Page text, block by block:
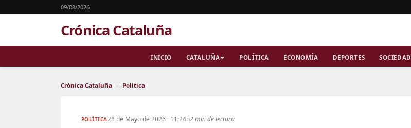
09/08/2026
Crónica Cataluña
INICIO CATALUÑA POLÍTICA ECONOMÍA DEPORTES SOCIEDAD
Crónica Cataluña › Política
POLÍTICA28 de Mayo de 2026 · 11:24h2 min de lectura